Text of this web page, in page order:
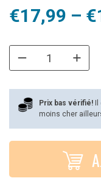
€17,99 – €
Plage
prix :
€18,99
Prix bas vérifié!
moins cher